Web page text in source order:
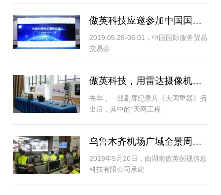
傲英科技应邀参加中国国际服务贸易交易会机
2019.05.28-06.01，中国国际服务贸易
交易会
傲英科技，用雷达摄像机织“天网”
去年，一部刷屏纪录片《大国重器》播
出后，其中的“天网工程
乌鲁木齐机场广域全景周界安防系统项目竣工
2019年5月20日，由湖南傲英创视信息
科技有限公司承建